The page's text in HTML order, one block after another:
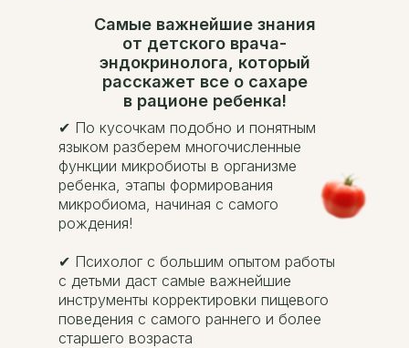
✔ Психолог с большим опытом работы
с детьми даст самые важнейшие
инструменты корректировки пищевого
поведения с самого раннего и более
старшего возраста
✔ По кусочкам подобно и понятным
языком разберем многочисленные
функции микробиоты в организме
ребенка, этапы формирования
микробиома, начиная с самого
рождения!
Самые важнейшие знания
от детского врача-
эндокринолога, который
расскажет все о сахаре
в рационе ребенка!